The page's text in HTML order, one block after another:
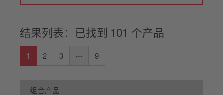
结果列表：已找到 101 个产品
1 2 3 9
组合产品